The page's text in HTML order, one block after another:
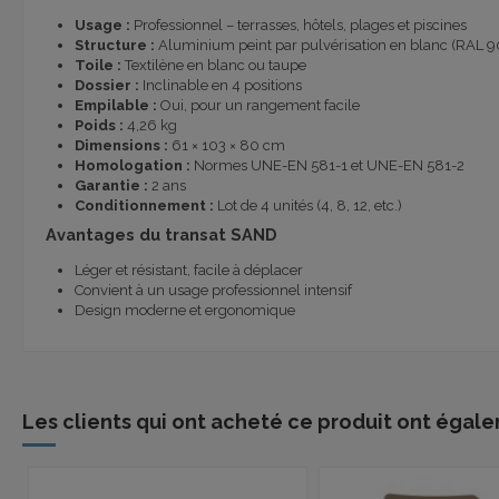
Usage : Professionnel – terrasses, hôtels, plages et piscines
Structure : Aluminium peint par pulvérisation en blanc (RAL
Toile : Textilène en blanc ou taupe
Dossier : Inclinable en 4 positions
Empilable : Oui, pour un rangement facile
Poids : 4,26 kg
Dimensions : 61 × 103 × 80 cm
Homologation : Normes UNE-EN 581-1 et UNE-EN 581-2
Garantie : 2 ans
Conditionnement : Lot de 4 unités (4, 8, 12, etc.)
Avantages du transat SAND
Léger et résistant, facile à déplacer
Convient à un usage professionnel intensif
Design moderne et ergonomique
Les clients qui ont acheté ce produit ont